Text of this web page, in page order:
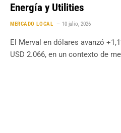
Energía y Utilities
MERCADO LOCAL 10 julio, 2026
El Merval en dólares avanzó
USD 2.066, en un contexto de